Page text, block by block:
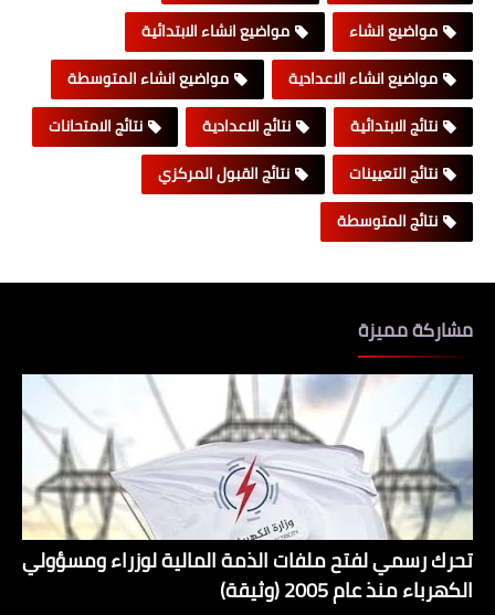
مواضيع انشاء
مواضيع انشاء الابتدائية
مواضيع انشاء الاعدادية
مواضيع انشاء المتوسطة
نتائج الابتدائية
نتائج الاعدادية
نتائج الامتحانات
نتائج التعيينات
نتائج القبول المركزي
نتائج المتوسطة
مشاركة مميزة
تحرك رسمي لفتح ملفات الذمة المالية لوزراء ومسؤولي
الكهرباء منذ عام 2005 (وثيقة)